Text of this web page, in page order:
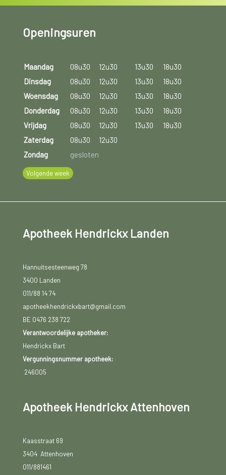
Openingsuren
Maandag 08u30 12u30 13u30
18u30
Dinsdag
08u30 12u30 13u30
18u30
Woensdag
08u30 12u30 13u30
18u30
Donderdag
08u30 12u30 13u30
18u30
Vrijdag
08u30 12u30 13u30
18u30
Zaterdag
08u30
12u30
Zondag
gesloten
Volgende week
Apotheek Hendrickx Landen
Hannuitsesteenweg 78
3400 Landen
011/88 14 74
apotheekhendrickxbart@gmail.com
BE 0476 238 722
Verantwoordelijke apotheker:
Hendrickx Bart
Vergunningsnummer apotheek:
246005
Apotheek Hendrickx Attenhoven
Kaasstraat 69
3404 Attenhoven
011/881461